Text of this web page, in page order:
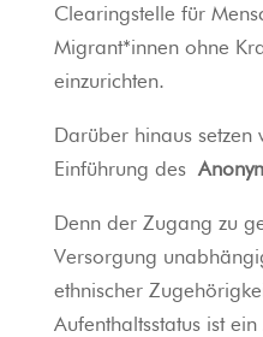
Clearingstelle für
Migrant*innen ohne
einzurichten.
Darüber hinaus
Einführung des
Denn der Zugang zu
Versorgung
ethnischer
Aufenthaltsstatus ist